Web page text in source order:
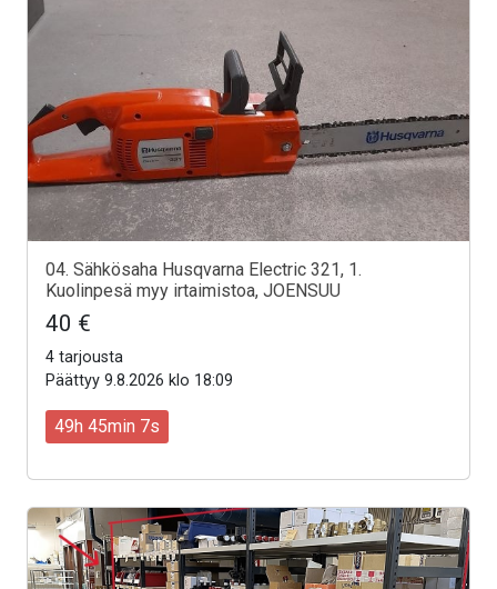
04. Sähkösaha Husqvarna Electric 321, 1.
Kuolinpesä myy irtaimistoa, JOENSUU
40 €
4 tarjousta
Päättyy 9.8.2026 klo 18:09
49h 45min 5s